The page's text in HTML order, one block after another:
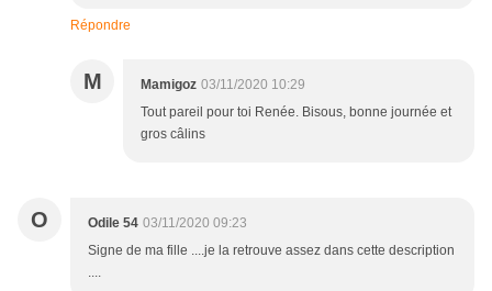
Répondre
M Mamigoz 03/11/2020 10:29
Tout pareil pour toi Renée. Bisous, bonne journée et
gros câlins
O Odile 54 03/11/2020 09:23
Signe de ma fille ....je la retrouve assez dans cette description
....